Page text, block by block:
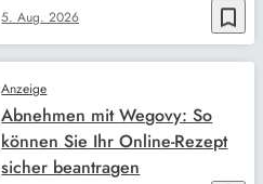
bookmark_border
5. Aug. 2026
Anzeige
Abnehmen mit Wegovy: So
können Sie Ihr Online-Rezept
sicher beantragen